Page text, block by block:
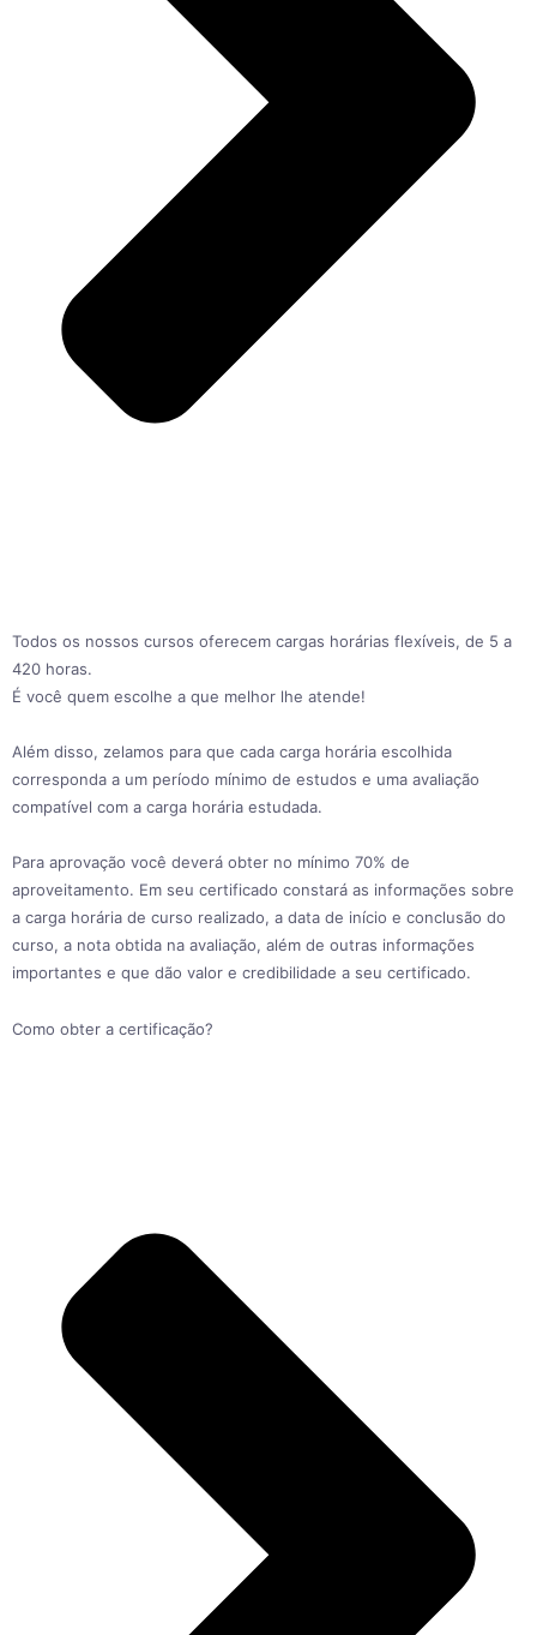
Todos os nossos cursos oferecem cargas horárias flexíveis, de 5 a
420 horas.
É você quem escolhe a que melhor lhe atende!
Além disso, zelamos para que cada carga horária escolhida
corresponda a um período mínimo de estudos e uma avaliação
compatível com a carga horária estudada.
Para aprovação você deverá obter no mínimo 70% de
aproveitamento. Em seu certificado constará as informações sobre
a carga horária de curso realizado, a data de início e conclusão do
curso, a nota obtida na avaliação, além de outras informações
importantes e que dão valor e credibilidade a seu certificado.
Como obter a certificação?